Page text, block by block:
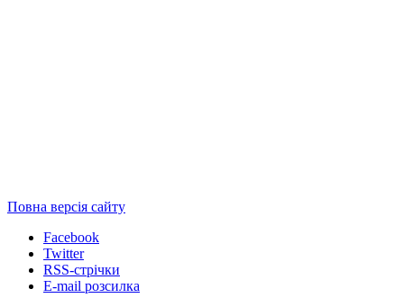
Повна версія сайту
Facebook
Twitter
RSS-стрічки
E-mail розсилка